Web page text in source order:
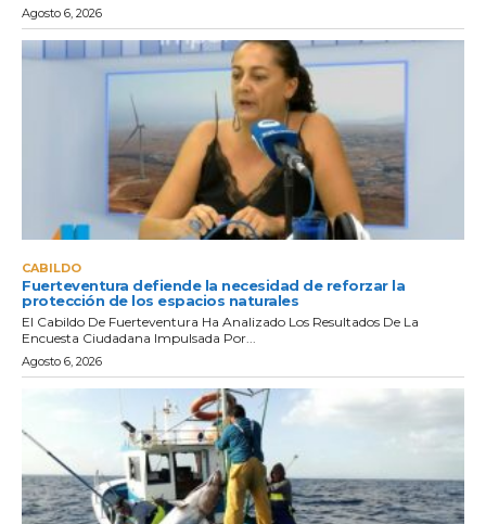
Agosto 6, 2026
CABILDO
Fuerteventura defiende la necesidad de reforzar la
protección de los espacios naturales
El Cabildo De Fuerteventura Ha Analizado Los Resultados De La
Encuesta Ciudadana Impulsada Por...
Agosto 6, 2026